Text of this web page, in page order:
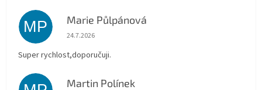
MP Marie Půlpánová
Hodnocení obchodu je 5 z 5 hvězdiček.
24.7.2026
Super rychlost,doporučuji.
Martin Polínek